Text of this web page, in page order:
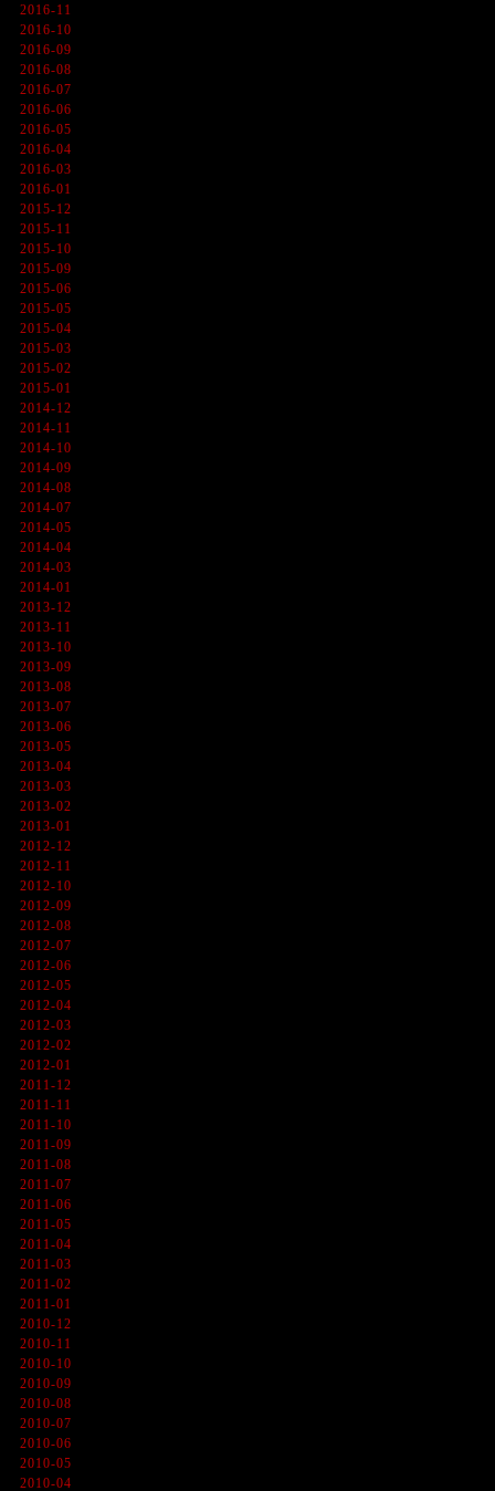
2016-11
2016-10
2016-09
2016-08
2016-07
2016-06
2016-05
2016-04
2016-03
2016-01
2015-12
2015-11
2015-10
2015-09
2015-06
2015-05
2015-04
2015-03
2015-02
2015-01
2014-12
2014-11
2014-10
2014-09
2014-08
2014-07
2014-05
2014-04
2014-03
2014-01
2013-12
2013-11
2013-10
2013-09
2013-08
2013-07
2013-06
2013-05
2013-04
2013-03
2013-02
2013-01
2012-12
2012-11
2012-10
2012-09
2012-08
2012-07
2012-06
2012-05
2012-04
2012-03
2012-02
2012-01
2011-12
2011-11
2011-10
2011-09
2011-08
2011-07
2011-06
2011-05
2011-04
2011-03
2011-02
2011-01
2010-12
2010-11
2010-10
2010-09
2010-08
2010-07
2010-06
2010-05
2010-04